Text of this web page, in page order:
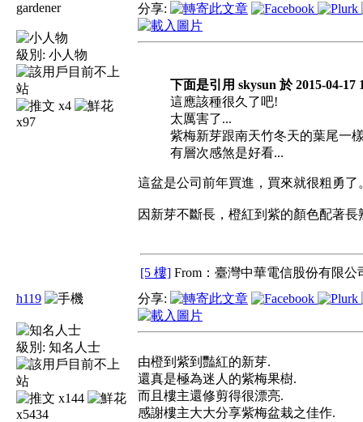
gardener
級別: 小人物
x4
x97
分享:
下面是引用 skysun 於 2015-04-17
這應該種很久了吧!
太厲害了...
紫梅新芽跟南天竹冬天的葉尾一
有層次感煞是好看...
這盆是公司前年買進，買來就很粗勇了
因新芽不斷長，橙紅到紫的顏色配著
[5 樓] From：臺灣中華電信股份有限公
h119
級別: 知名人士
x144
x5434
分享:
由橙到紫到豔紅的新芽.
還真是極為迷人的紫梅果樹.
而且樓主還修剪得很漂亮.
感謝樓主大大分享紫梅盆栽之佳作.